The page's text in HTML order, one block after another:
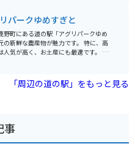
いを走るサイクリングロードもあり、
むこともできます。
特に、春日部市特産の梨は、みずみず
、道の駅庄和には、地
に使ったレストランもあります。手打
新鮮野菜を使った定食など、どれも絶
方には、ボリューム満点のメニュー
は、四季折々の花が楽しめる公園で、
スポットとしてだけでなく、観光拠点
です。ぜひ一度、訪れてみて下さ
パークゆめすぎと
野町にある道の駅「アグリパークゆめ
鮮な農産物が魅力です。 特に、高
気が高く、お土産にも最適です。 併
、地元食材を使った料理を楽しむこ
、秩父路の風を感じながら走ることが
線沿いに位置しているため、ツーリン
「周辺の道の駅」をもっと見る
事